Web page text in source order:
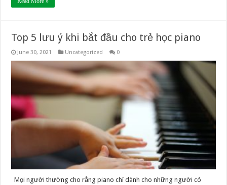
Top 5 lưu ý khi bắt đầu cho trẻ học piano
June 30, 2021 Uncategorized 0
Mọi người thường cho rằng piano chỉ dành cho những người có